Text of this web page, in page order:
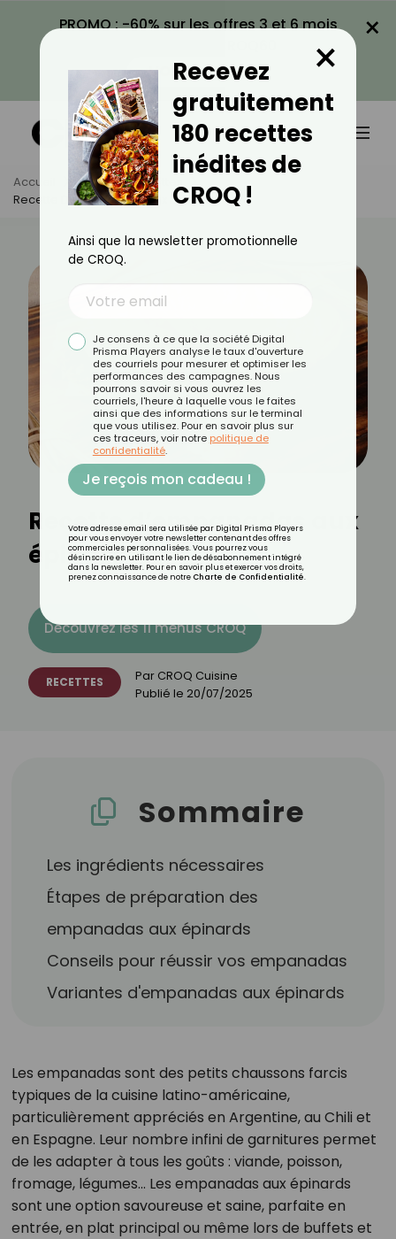
PROMO : -60% sur les offres 3 et 6 mois
VOIR LA PROMO
×
Accueil Actus
Recettes
Recette D’empanadas Aux Épinards
Recette d’empanadas aux
épinards
Découvrez les 11 menus CROQ
RECETTES Par CROQ Cuisine
Publié le 20/07/2025
Sommaire
Les ingrédients nécessaires
Étapes de préparation des
empanadas aux épinards
Conseils pour réussir vos empanadas
Variantes d'empanadas aux épinards
Les empanadas sont des petits chaussons farcis
typiques de la cuisine latino-américaine,
particulièrement appréciés en Argentine, au Chili et
en Espagne. Leur nombre infini de garnitures permet
de les adapter à tous les goûts : viande, poisson,
fromage, légumes... Les empanadas aux épinards
sont une option savoureuse et saine, parfaite en
entrée, en plat principal ou même lors de buffets et
Recevez
gratuitement
180 recettes
inédites de
CROQ !
×
Ainsi que la newsletter promotionnelle
de CROQ.
Je consens à ce que la société Digital
Prisma Players analyse le taux d'ouverture
des courriels pour mesurer et optimiser les
performances des campagnes. Nous
pourrons savoir si vous ouvrez les
courriels, l'heure à laquelle vous le faites
ainsi que des informations sur le terminal
que vous utilisez. Pour en savoir plus sur
ces traceurs, voir notre politique de
confidentialité.
Je reçois mon cadeau !
Votre adresse email sera utilisée par Digital Prisma Players
pour vous envoyer votre newsletter contenant des offres
commerciales personnalisées. Vous pourrez vous
désinscrire en utilisant le lien de désabonnement intégré
dans la newsletter. Pour en savoir plus et exercer vos droits,
prenez connaissance de notre Charte de Confidentialité.